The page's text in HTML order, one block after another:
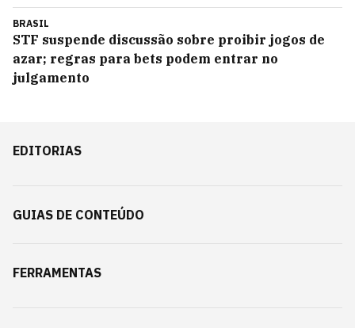
BRASIL
STF suspende discussão sobre proibir jogos de
azar; regras para bets podem entrar no
julgamento
EDITORIAS
GUIAS DE CONTEÚDO
FERRAMENTAS